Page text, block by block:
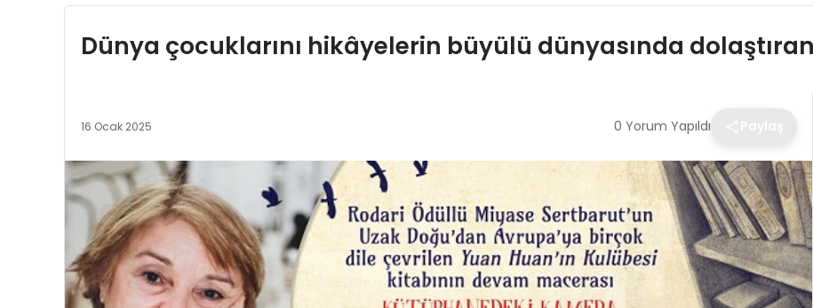
Dünya çocuklarını hikâyelerin büyülü dünyasında
16 Ocak 2025 0 Yorum Yapıldı